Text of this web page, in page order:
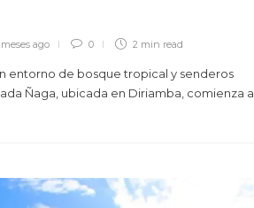
meses ago 0 2 min read
entorno de bosque tropical y senderos
Ñaga, ubicada en Diriamba, comienza a